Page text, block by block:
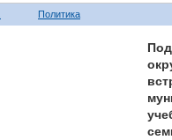
Политика